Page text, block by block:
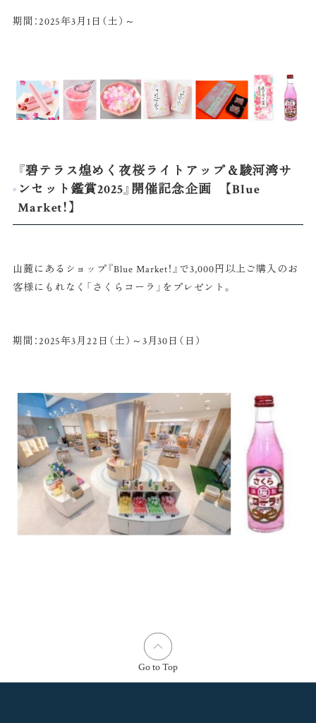
期間：2025年3月1日（土）～
『碧テラス煌めく夜桜ライトアップ＆駿河湾サ
ンセット鑑賞2025』開催記念企画 【Blue
Market！】
山麓にあるショップ『Blue Market！』で3,000円以上ご購入のお
客様にもれなく「さくらコーラ」をプレゼント。
期間：2025年3月22日（土）～3月30日（日）
Go to Top